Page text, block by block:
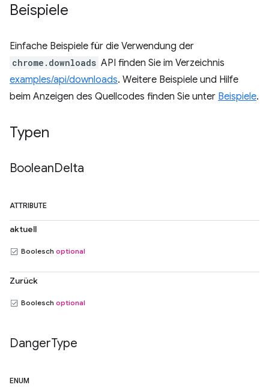
Beispiele
Einfache Beispiele für die Verwendung der
chrome.downloads API finden Sie im Verzeichnis
examples/api/downloads. Weitere Beispiele und Hilfe
beim Anzeigen des Quellcodes finden Sie unter Beispiele.
Typen
BooleanDelta
ATTRIBUTE
aktuell
Boolesch optional
Zurück
Boolesch optional
DangerType
ENUM